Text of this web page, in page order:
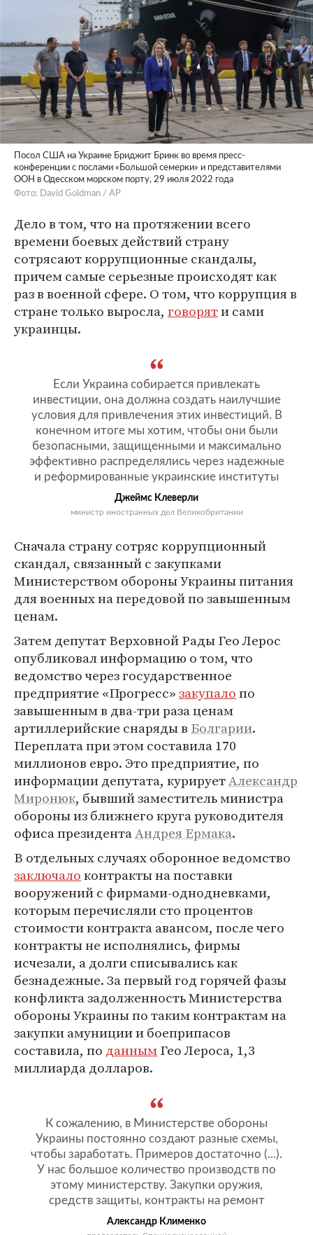
Посол США на Украине Бриджит Бринк во время пресс-
конференции с послами «Большой семерки» и представителями
ООН в Одесском морском порту, 29 июля 2022 года
Фото: David Goldman / AP
Дело в том, что на протяжении всего
времени боевых действий страну
сотрясают коррупционные скандалы,
причем самые серьезные происходят как
раз в военной сфере. О том, что коррупция в
стране только выросла, говоряти сами
украинцы.
Если Украина собирается привлекать
инвестиции, она должна создать наилучшие
условия для привлечения этих инвестиций. В
конечном итоге мы хотим, чтобы они были
безопасными, защищенными и максимально
эффективно распределялись через надежные
и реформированные украинские институты
Джеймс Клеверли
министр иностранных дел Великобритании
Сначала страну сотряс коррупционный
скандал, связанный с закупками
Министерством обороны Украины питания
для военных на передовой по завышенным
ценам.
Затем депутат Верховной Рады Гео Лерос
опубликовал информацию о том, что
ведомство через государственное
предприятие «Прогресс»закупалопо
завышенным в два-три раза ценам
артиллерийские снаряды в Болгарии.
Переплата при этом составила 170
миллионов евро. Это предприятие, по
информации депутата, курируетАлександр
Миронюк, бывший заместитель министра
обороны из ближнего круга руководителя
офиса президентаАндрея Ермака.
В отдельных случаях оборонное ведомство
заключалоконтракты на поставки
вооружений с фирмами-однодневками,
которым перечисляли сто процентов
стоимости контракта авансом, после чего
контракты не исполнялись, фирмы
исчезали, а долги списывались как
безнадежные. За первый год горячей фазы
конфликта задолженность Министерства
обороны Украины по таким контрактам на
закупки амуниции и боеприпасов
составила, по даннымГео Лероса, 1,3
миллиарда долларов.
К сожалению, в Министерстве обороны
Украины постоянно создают разные схемы,
чтобы заработать. Примеров достаточно (...).
У нас большое количество производств по
этому министерству. Закупки оружия,
средств защиты, контракты на ремонт
Александр Клименко